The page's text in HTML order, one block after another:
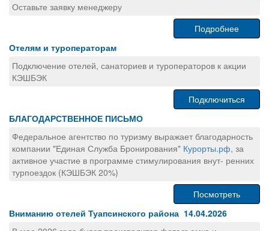
Оставьте заявку менеджеру
Подробнее
Отелям и туроператорам
Подключение отелей, санаториев и туроператоров к акции
КЭШБЭК
Подключиться
БЛАГОДАРСТВЕННОЕ ПИСЬМО
Федеральное агентство по туризму выражает благодарность
компании "Единая Служба Бронирования" Курорты.рф, за
активное участие в программе стимулирования внут- ренних
турпоездок (КЭШБЭК 20%)
Посмотреть
Вниманию отелей Туапсинского района 14.04.2026